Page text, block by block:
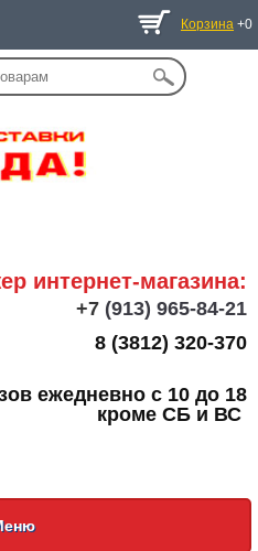
Корзина +0
интернет-магазина:
+7 (913) 965-84-21
8 (3812) 320-370
ежедневно с 10 до 18
кроме СБ и ВС